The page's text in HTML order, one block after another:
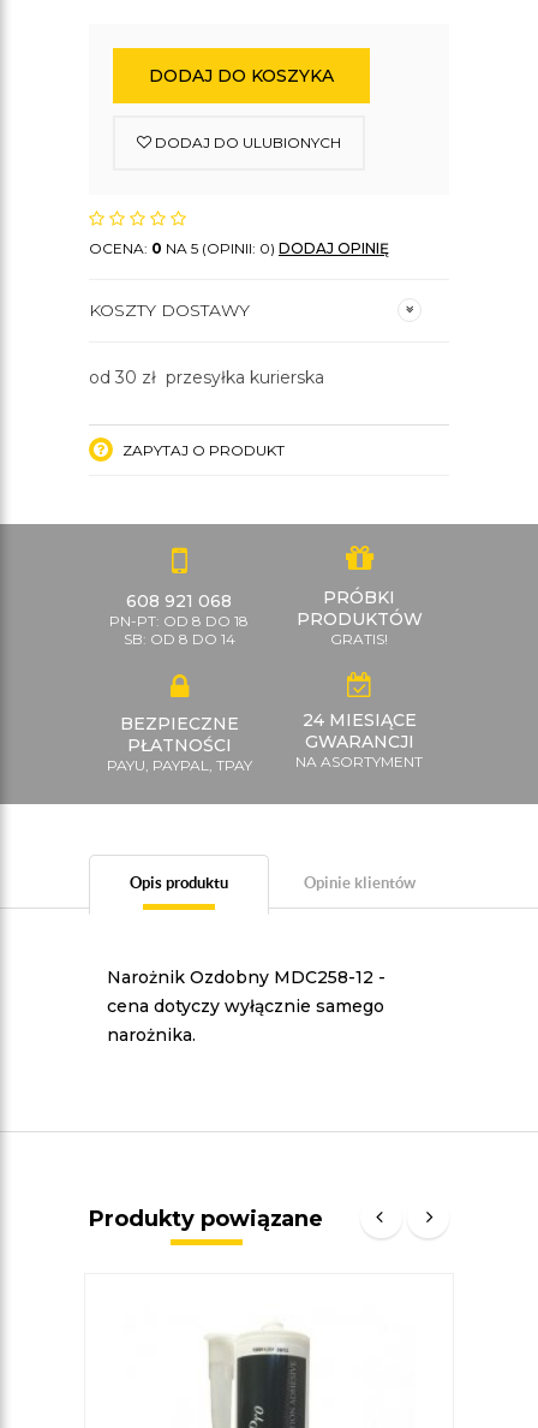
DODAJ DO KOSZYKA
DODAJ DO ULUBIONYCH
OCENA: 0 NA 5 (OPINII: 0) DODAJ OPINIĘ
KOSZTY DOSTAWY
od 30 zł przesyłka kurierska
ZAPYTAJ O PRODUKT
608 921 068
PN-PT: OD 8 DO 18
SB: OD 8 DO 14
PRÓBKI
PRODUKTÓW
GRATIS!
BEZPIECZNE
PŁATNOŚCI
PAYU, PAYPAL, TPAY
24 MIESIĄCE
GWARANCJI
NA ASORTYMENT
Opis produktu Opinie klientów
Narożnik Ozdobny MDC258-12 -
cena dotyczy wyłącznie samego
narożnika.
Produkty powiązane